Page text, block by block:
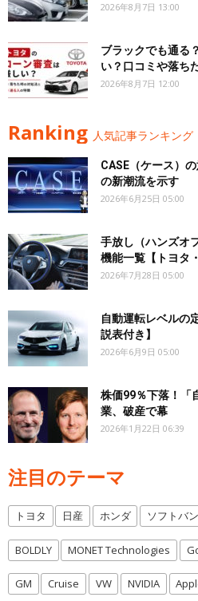
2026年8月7日 13:00
ブラックでも通る
い？口コミや落ち
2026年8月7日 12:00
Ranking 人気記事ランキング
CASE（ケース）
の新潮流を示す
2026年6月25日 05:00
手放し（ハンズオ
機能一覧【トヨタ
2026年7月28日 05:00
自動運転レベルの
説表付き】
2026年6月9日 05:00
株価99％下落！「
業、破産で幕
2026年1月22日 06:39
注目のテーマ
トヨタ 日産 ホンダ ソフトバ
BOLDLY MONET Technologies
GM Cruise VW NVIDIA